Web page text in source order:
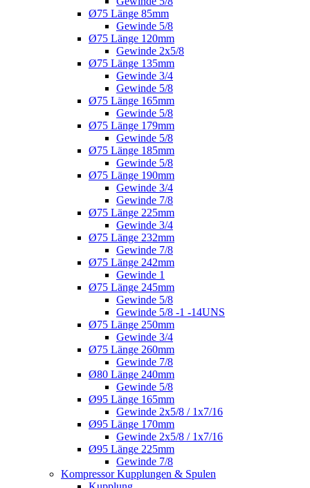
Ø75 Länge 85mm
Gewinde 5/8
Ø75 Länge 120mm
Gewinde 2x5/8
Ø75 Länge 135mm
Gewinde 3/4
Gewinde 5/8
Ø75 Länge 165mm
Gewinde 5/8
Ø75 Länge 179mm
Gewinde 5/8
Ø75 Länge 185mm
Gewinde 5/8
Ø75 Länge 190mm
Gewinde 3/4
Gewinde 7/8
Ø75 Länge 225mm
Gewinde 3/4
Ø75 Länge 232mm
Gewinde 7/8
Ø75 Länge 242mm
Gewinde 1
Ø75 Länge 245mm
Gewinde 5/8
Gewinde 5/8 -1 -14UNS
Ø75 Länge 250mm
Gewinde 3/4
Ø75 Länge 260mm
Gewinde 7/8
Ø80 Länge 240mm
Gewinde 5/8
Ø95 Länge 165mm
Gewinde 2x5/8 / 1x7/16
Ø95 Länge 170mm
Gewinde 2x5/8 / 1x7/16
Ø95 Länge 225mm
Gewinde 7/8
Kompressor Kupplungen & Spulen